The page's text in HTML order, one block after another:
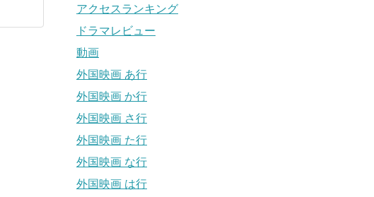
アクセスランキング
ドラマレビュー
動画
外国映画 あ行
外国映画 か行
外国映画 さ行
外国映画 た行
外国映画 な行
外国映画 は行